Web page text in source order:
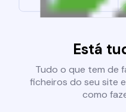
Está
Tudo o que tem de
ficheiros do seu site
como